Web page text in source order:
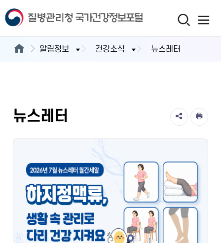
알림정보 건강소식 뉴스레터
뉴스레터